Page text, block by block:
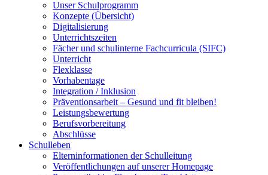
Unser Schulprogramm
Konzepte (Übersicht)
Digitalisierung
Unterrichtszeiten
Fächer und schulinterne Fachcurricula (SIFC)
Unterricht
Flexklasse
Vorhabentage
Integration / Inklusion
Präventionsarbeit – Gesund und fit bleiben!
Leistungsbewertung
Berufsvorbereitung
Abschlüsse
Schulleben
Elterninformationen der Schulleitung
Veröffentlichungen auf unserer Homepage